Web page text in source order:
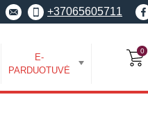
+37065605711
E-
PARDUOTUVĖ
0